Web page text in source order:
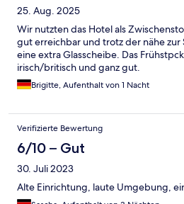
25. Aug. 2025
Wir nutzten das Hotel als
gut erreichbar und trotz der nähe zur
eine extra Glasscheibe. Das
irisch/britisch und ganz gut.
Brigitte, Aufenthalt von 1 Nacht
Verifizierte Bewertung
6/10 – Gut
30. Juli 2023
Alte Einrichtung, laute Umgebung,